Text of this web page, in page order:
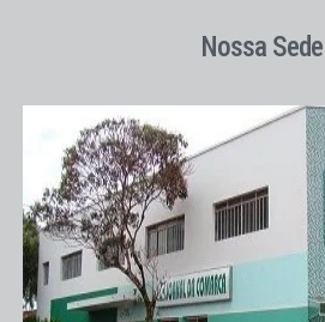
Nossa Sede